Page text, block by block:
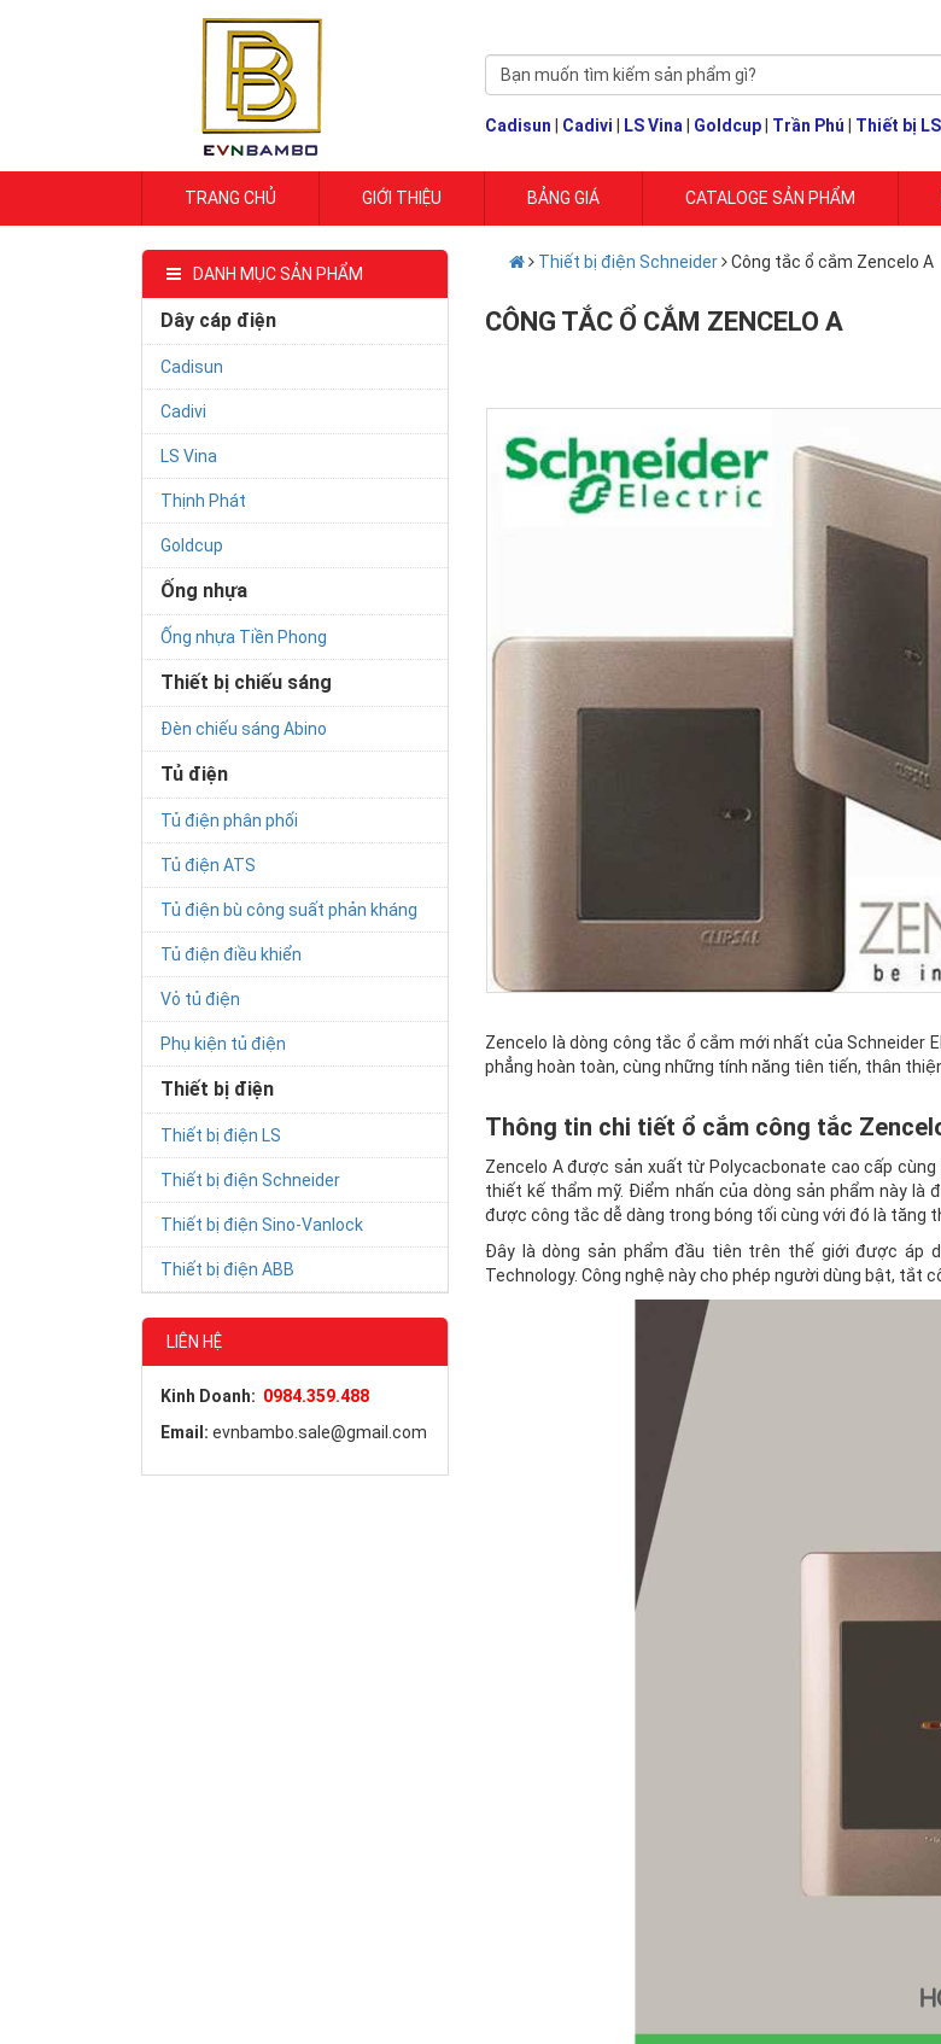
Cadisun Cadivi LS Vina Goldcup Trần Phú Thiết bị LS
TRANG CHỦ GIỚI THIỆU BẢNG GIÁ CATALOGE SẢN PHẨM
Thiết bị điện Schneider Công tắc ổ cắm Zencelo A
CÔNG TẮC Ổ CẮM ZENCELO A
Zencelo là dòng công tắc ổ cắm mới nhất của Schneider
phẳng hoàn toàn, cùng những tính năng tiên tiến, thân
Thông tin chi tiết ổ cắm công tắc
Zencelo A được sản xuất từ Polycacbonate cao cấp
thiết kế thẩm mỹ. Điểm nhấn của dòng sản phẩm này là
được công tắc dễ dàng trong bóng tối cùng với đó là tăng
Đây là dòng sản phẩm đầu tiên trên thế giới được áp
Technology. Công nghệ này cho phép người dùng bật, tắt
DANH MỤC SẢN PHẨM
Dây cáp điện
Cadisun
Cadivi
LS Vina
Thịnh Phát
Goldcup
Ống nhựa
Ống nhựa Tiền Phong
Thiết bị chiếu sáng
Đèn chiếu sáng Abino
Tủ điện
Tủ điện phân phối
Tủ điện ATS
Tủ điện bù công suất phản kháng
Tủ điện điều khiển
Vỏ tủ điện
Phụ kiện tủ điện
Thiết bị điện
Thiết bị điện LS
Thiết bị điện Schneider
Thiết bị điện Sino-Vanlock
Thiết bị điện ABB
LIÊN HỆ
Kinh Doanh: 0984.359.488
Email: evnbambo.sale@gmail.com